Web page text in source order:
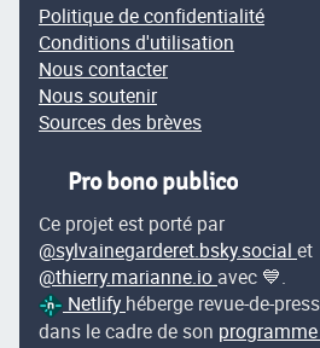
Politique de confidentialité
Conditions d'utilisation
Nous contacter
Nous soutenir
Sources des brèves
Pro bono publico
Ce projet est porté par
@sylvainegarderet.bsky.social et
@thierry.marianne.io avec 💙.
Netlify héberge revue-de-
dans le cadre de son